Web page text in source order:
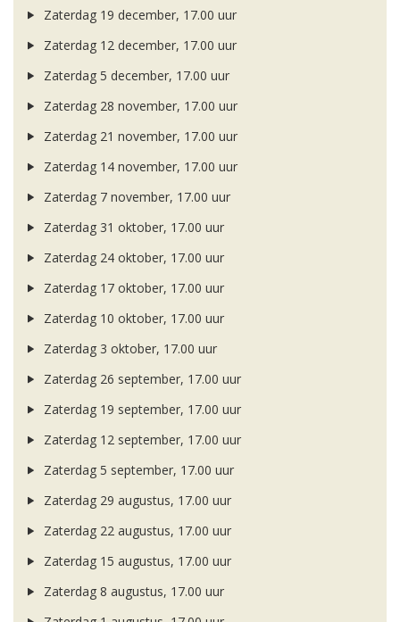
Zaterdag 19 december, 17.00 uur
Zaterdag 12 december, 17.00 uur
Zaterdag 5 december, 17.00 uur
Zaterdag 28 november, 17.00 uur
Zaterdag 21 november, 17.00 uur
Zaterdag 14 november, 17.00 uur
Zaterdag 7 november, 17.00 uur
Zaterdag 31 oktober, 17.00 uur
Zaterdag 24 oktober, 17.00 uur
Zaterdag 17 oktober, 17.00 uur
Zaterdag 10 oktober, 17.00 uur
Zaterdag 3 oktober, 17.00 uur
Zaterdag 26 september, 17.00 uur
Zaterdag 19 september, 17.00 uur
Zaterdag 12 september, 17.00 uur
Zaterdag 5 september, 17.00 uur
Zaterdag 29 augustus, 17.00 uur
Zaterdag 22 augustus, 17.00 uur
Zaterdag 15 augustus, 17.00 uur
Zaterdag 8 augustus, 17.00 uur